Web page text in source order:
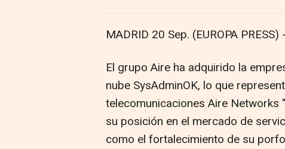
MADRID 20 Sep. (EUROPA PRESS) -
El grupo Aire ha adquirido la
nube SysAdminOK, lo que
telecomunicaciones Aire
su posición en el mercado de
como el fortalecimiento de su